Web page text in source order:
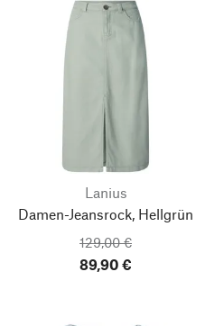
Lanius
Damen-Jeansrock, Hellgrün
129,00 €
89,90 €